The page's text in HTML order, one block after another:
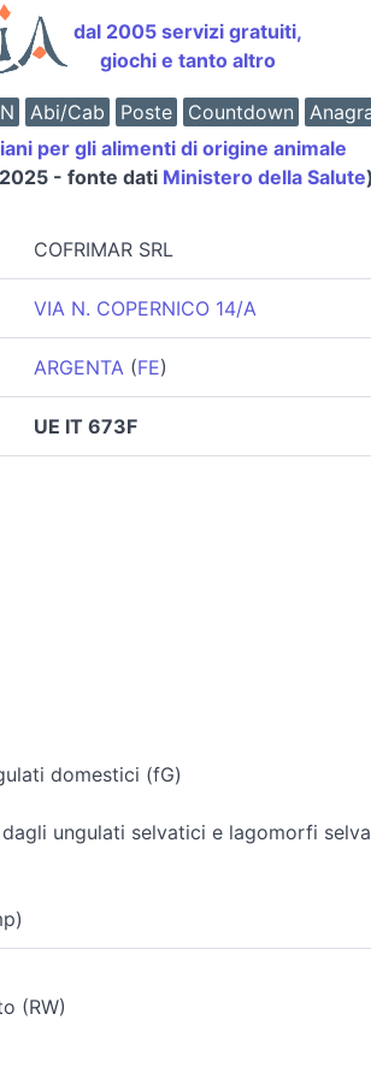
dal 2005 servizi gratuiti,
giochi e tanto altro
Abi/Cab Poste Countdown
per gli alimenti di origine animale
- fonte dati Ministero della Salute)
COFRIMAR SRL
VIA N. COPERNICO 14/A
ARGENTA (FE)
UE IT 673F
domestici (fG)
ungulati selvatici e lagomorfi
(RW)